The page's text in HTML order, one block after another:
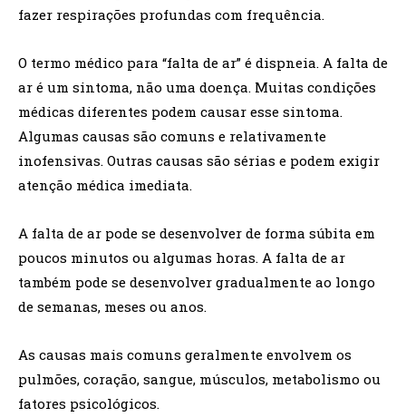
fazer respirações profundas com frequência.
O termo médico para “falta de ar” é dispneia. A falta de
ar é um sintoma, não uma doença. Muitas condições
médicas diferentes podem causar esse sintoma.
Algumas causas são comuns e relativamente
inofensivas. Outras causas são sérias e podem exigir
atenção médica imediata.
A falta de ar pode se desenvolver de forma súbita em
poucos minutos ou algumas horas. A falta de ar
também pode se desenvolver gradualmente ao longo
de semanas, meses ou anos.
As causas mais comuns geralmente envolvem os
pulmões, coração, sangue, músculos, metabolismo ou
fatores psicológicos.